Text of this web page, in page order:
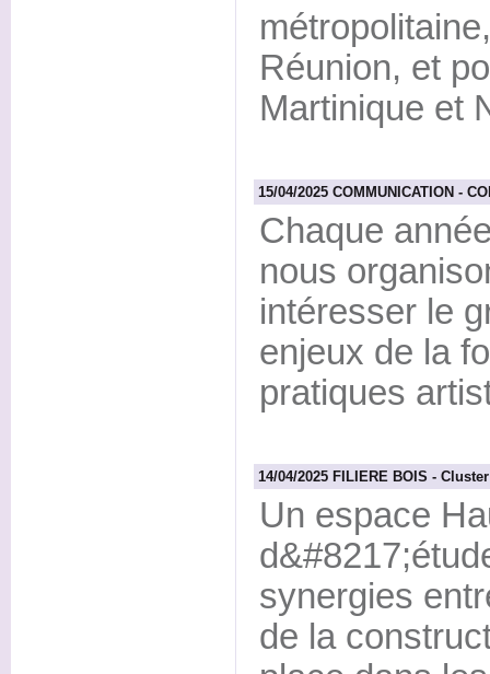
Réunion, et
Martinique et
15/04/2025 COMMUNICATION -
Chaque
nous
intéresser le
enjeux de la
pratiques
14/04/2025 FILIERE BOIS -
Un espace
synergies
de la